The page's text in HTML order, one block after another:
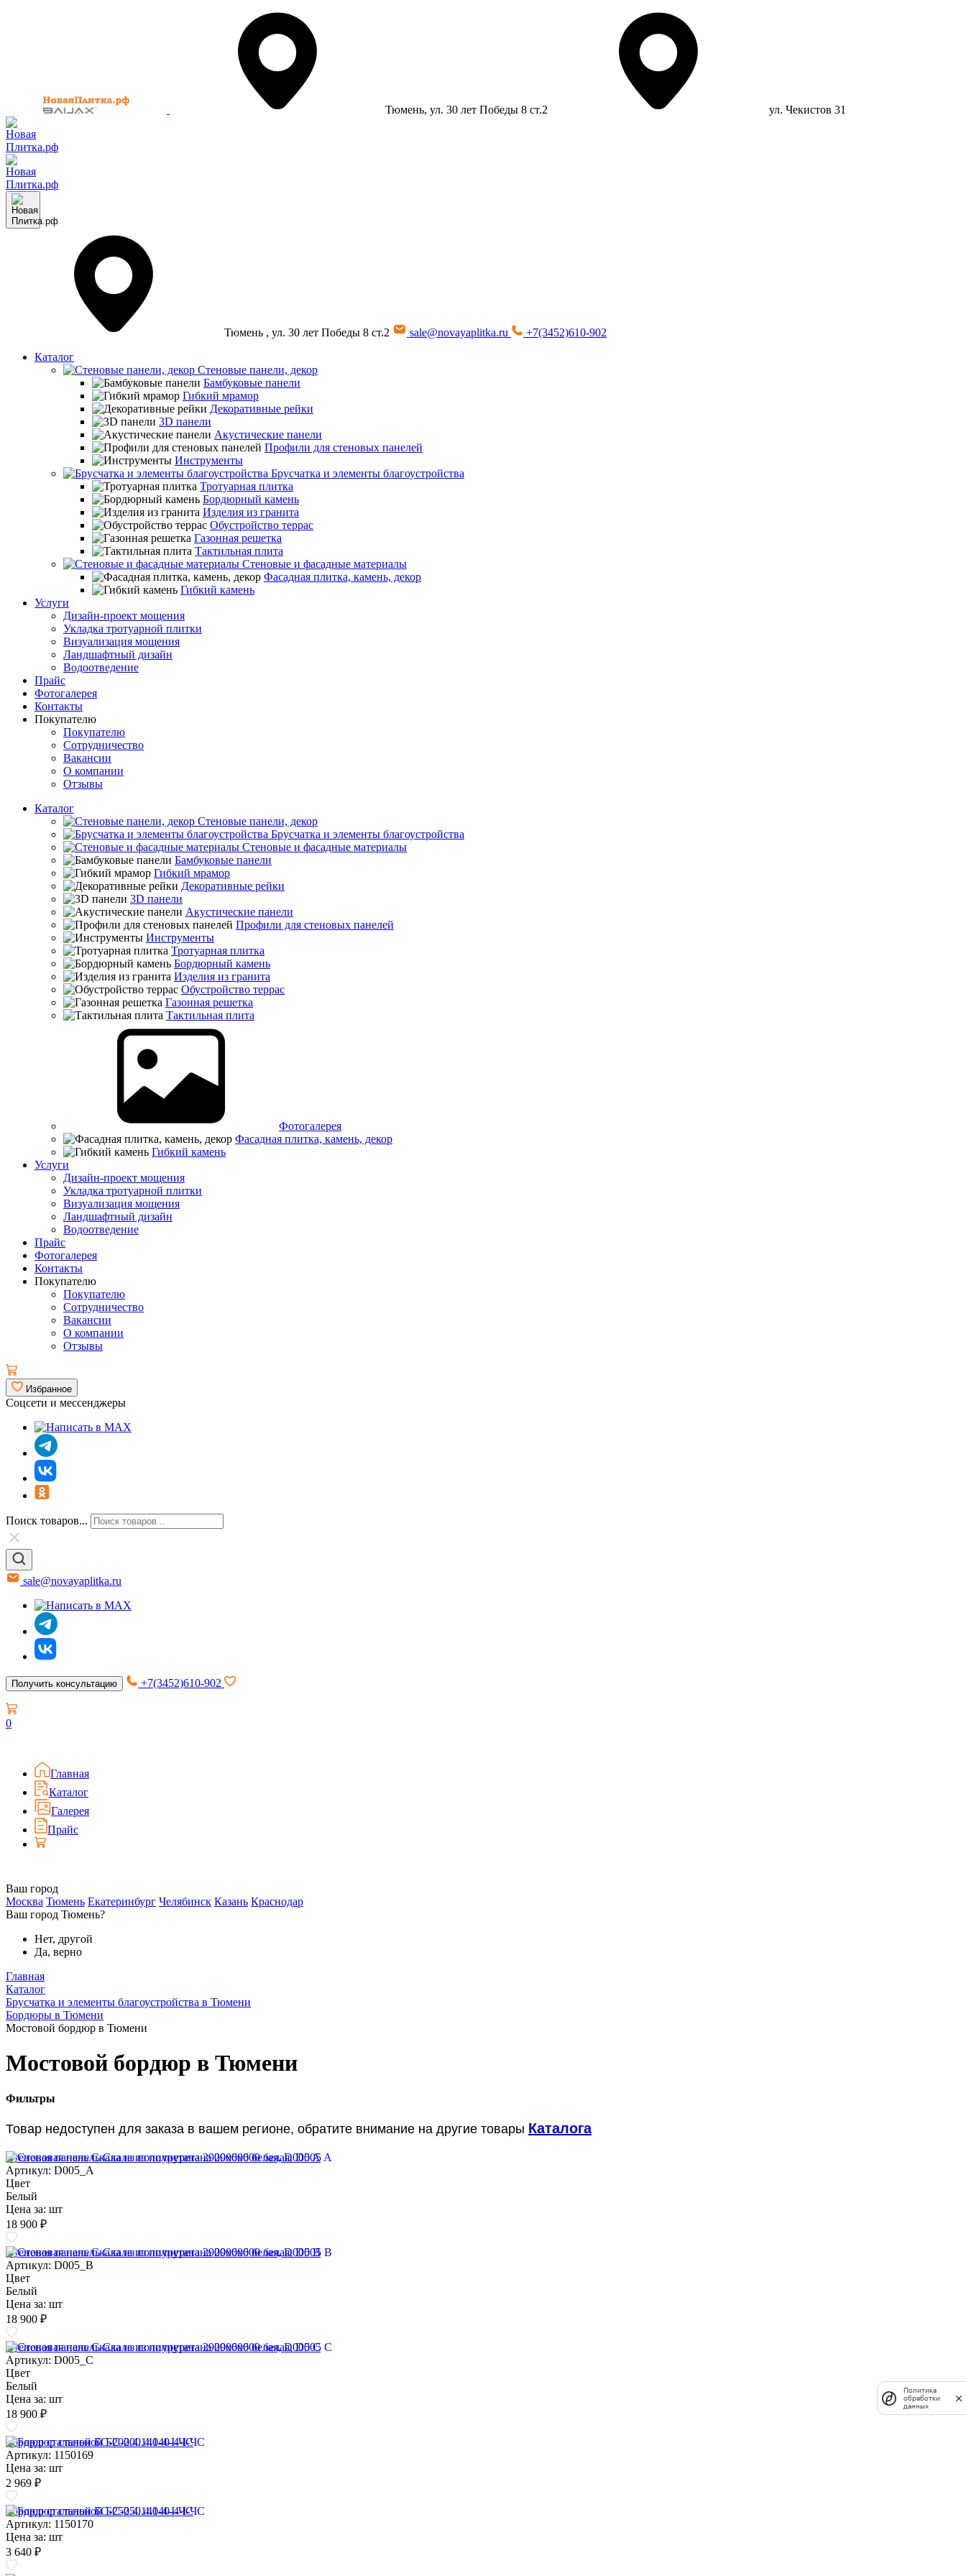
Тюмень, ул. 30 лет Победы 8 ст.2 ул. Чекистов 31
Тюмень , ул. 30 лет Победы 8 ст.2 sale@novayaplitka.ru
+7(3452)610-902
Каталог
Стеновые панели, декор
Бамбуковые панели
Гибкий мрамор
Декоративные рейки
3D панели
Акустические панели
Профили для стеновых панелей
Инструменты
Брусчатка и элементы благоустройства
Тротуарная плитка
Бордюрный камень
Изделия из гранита
Обустройство террас
Газонная решетка
Тактильная плита
Стеновые и фасадные материалы
Фасадная плитка, камень, декор
Гибкий камень
Услуги
Дизайн-проект мощения
Укладка тротуарной плитки
Визуализация мощения
Ландшафтный дизайн
Водоотведение
Прайс
Фотогалерея
Контакты
Покупателю
Покупателю
Сотрудничество
Вакансии
О компании
Отзывы
Каталог
Стеновые панели, декор
Брусчатка и элементы благоустройства
Стеновые и фасадные материалы
Бамбуковые панели
Гибкий мрамор
Декоративные рейки
3D панели
Акустические панели
Профили для стеновых панелей
Инструменты
Тротуарная плитка
Бордюрный камень
Изделия из гранита
Обустройство террас
Газонная решетка
Тактильная плита
Фотогалерея
Фасадная плитка, камень, декор
Гибкий камень
Услуги
Дизайн-проект мощения
Укладка тротуарной плитки
Визуализация мощения
Ландшафтный дизайн
Водоотведение
Прайс
Фотогалерея
Контакты
Покупателю
Покупателю
Сотрудничество
Вакансии
О компании
Отзывы
Избранное
Соцсети и мессенджеры
Поиск товаров...
sale@novayaplitka.ru
Получить консультацию +7(3452)610-902
0
Главная
Каталог
Галерея
Прайс
Ваш город
Москва Тюмень Екатеринбург Челябинск Казань Краснодар
Ваш город Тюмень?
Нет, другой
Да, верно
Главная
Каталог
Брусчатка и элементы благоустройства в Тюмени
Бордюры в Тюмени
Мостовой бордюр в Тюмени
Мостовой бордюр в Тюмени
Фильтры
Товар недоступен для заказа в вашем регионе, обратите внимание на другие товары Каталога
Стеновая панель Скала из полиуретана 2900х600 белая, D005 A
Артикул: D005_A
Цвет
Белый
Цена за: шт
18 900 ₽
Стеновая панель Скала из полиуретана 2900х600 белая, D005 B
Артикул: D005_B
Цвет
Белый
Цена за: шт
18 900 ₽
Стеновая панель Скала из полиуретана 2900х600 белая, D005 C
Артикул: D005_C
Цвет
Белый
Цена за: шт
18 900 ₽
Бордюр стальной БС-200.4.140-4-I-ЧС
Артикул: 1150169
Цена за: шт
2 969 ₽
Бордюр стальной БС-250.4.140-4-I-ЧС
Артикул: 1150170
Цена за: шт
3 640 ₽
Политика
обработки
данных